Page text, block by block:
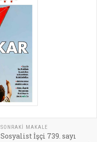
SONRAKI MAKALE
Sosyalist İşçi 739. sayı